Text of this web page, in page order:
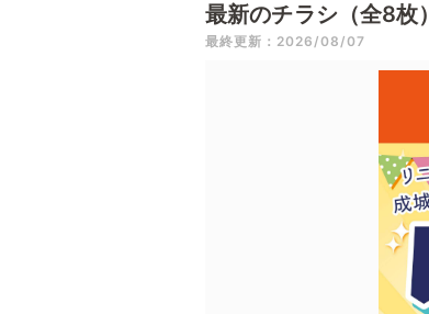
最新のチラシ（全8枚）
最終更新：2026/08/07